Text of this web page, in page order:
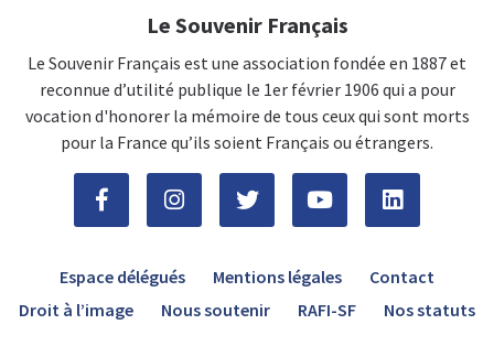
Le Souvenir Français
Le Souvenir Français est une association fondée en 1887 et
reconnue d’utilité publique le 1er février 1906 qui a pour
vocation d'honorer la mémoire de tous ceux qui sont morts
pour la France qu’ils soient Français ou étrangers.
Espace délégués Mentions légales
Contact
Droit à l’image
Nous soutenir RAFI-SF Nos statuts